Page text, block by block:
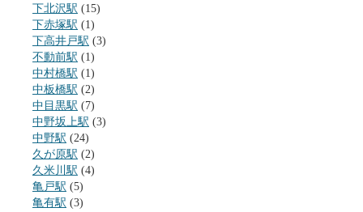
下北沢駅 (15)
下赤塚駅 (1)
下高井戸駅 (3)
不動前駅 (1)
中村橋駅 (1)
中板橋駅 (2)
中目黒駅 (7)
中野坂上駅 (3)
中野駅 (24)
久が原駅 (2)
久米川駅 (4)
亀戸駅 (5)
亀有駅 (3)